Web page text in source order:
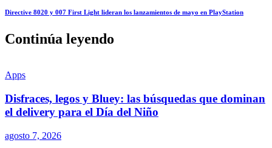
Directive 8020 y 007 First Light lideran los lanzamientos de mayo en PlayStation
Continúa leyendo
Apps
Disfraces, legos y Bluey: las búsquedas que dominan
el delivery para el Día del Niño
agosto 7, 2026